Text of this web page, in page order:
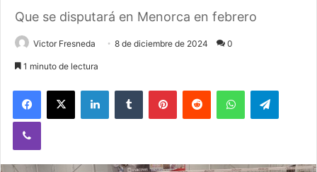
Que se disputará en Menorca en febrero
Victor Fresneda 8 de diciembre de 2024 0
1 minuto de lectura